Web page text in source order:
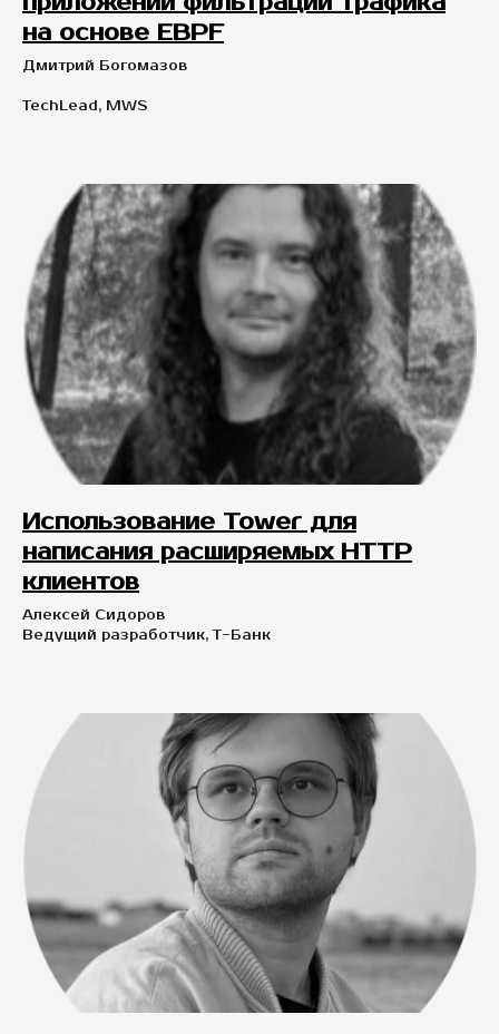
на основе EBPF
Дмитрий Богомазов
TechLead, MWS
Использование Tower для
написания расширяемых HTTP
клиентов
Алексей Сидоров
Ведущий разработчик, Т-Банк